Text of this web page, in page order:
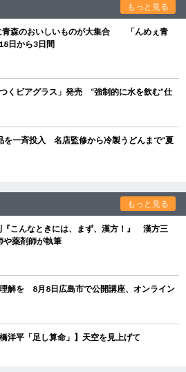
もっと見る
青森のおいしいものが大集合 「んめぇ青
日から3日間
くビアグラス」発売 “強制的に水を飲む”仕
を一斉投入 名店監修から冷製うどんまで“夏
もっと見る
『こんなときには、まず、漢方！』 漢方三
や薬剤師が執筆
解を 8月8日広島市で公開講座、オンライン
洋平「足し算命」】天空を見上げて